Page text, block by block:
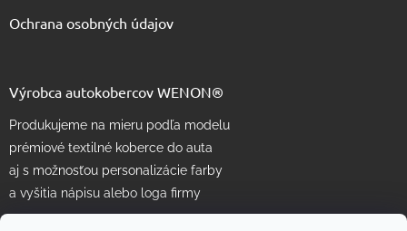
Ochrana osobných údajov
Výrobca autokobercov WENON®
Produkujeme na mieru podľa modelu
prémiové textilné koberce do auta
aj s možnosťou personalizácie farby
a vyšitia nápisu alebo loga firmy